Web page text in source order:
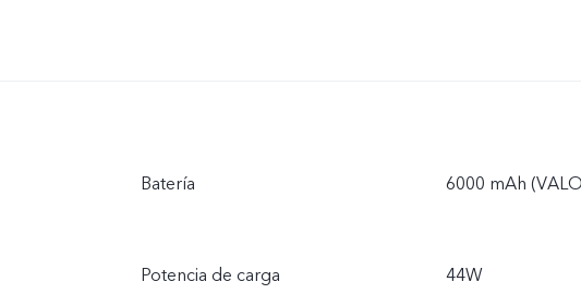
Batería 6000 mAh
Potencia de carga 44W